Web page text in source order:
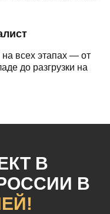
всех этапах — от
до разгрузки на
В
В